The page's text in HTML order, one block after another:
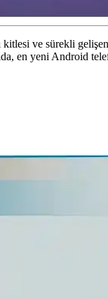
ve sürekli
en yeni Android
alternatif işletim